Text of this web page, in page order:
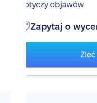
Dotyczy objawów
Zapytaj o